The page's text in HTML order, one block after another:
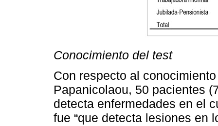
Conocimiento del test
Con respecto al
Papanicolaou, 50 pacientes
detecta enfermedades en el
fue “que detecta lesiones en